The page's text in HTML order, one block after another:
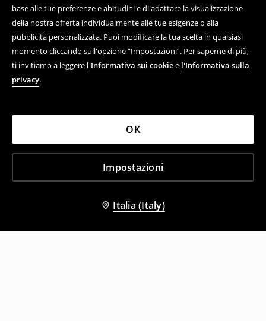
base alle tue preferenze e abitudini e di adattare la visualizzazione
della nostra offerta individualmente alle tue esigenze o alla
pubblicità personalizzata. Puoi modificare la tua scelta in qualsiasi
momento cliccando sull'opzione “Impostazioni”. Per saperne di più,
ti invitiamo a leggere l'Informativa sui cookiee l'Informativa sulla
privacy.
Impostazioni
OK
Italia (Italy)